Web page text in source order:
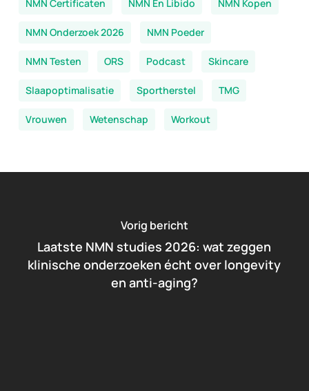
NMN Certificaten NMN En Libido NMN Kopen
NMN Onderzoek 2026 NMN Poeder
NMN Testen ORS Podcast Skincare
Slaapoptimalisatie Sportherstel TMG
Vrouwen Wetenschap Workout
Vorig bericht
Laatste NMN studies 2026: wat zeggen
klinische onderzoeken écht over longevity
en anti-aging?